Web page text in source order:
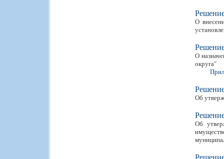
О
О
округа"
Об
Об